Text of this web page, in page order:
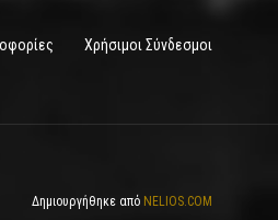
Χρήσιμοι Σύνδεσμοι
Δημιουργήθηκε από NELIOS.COM